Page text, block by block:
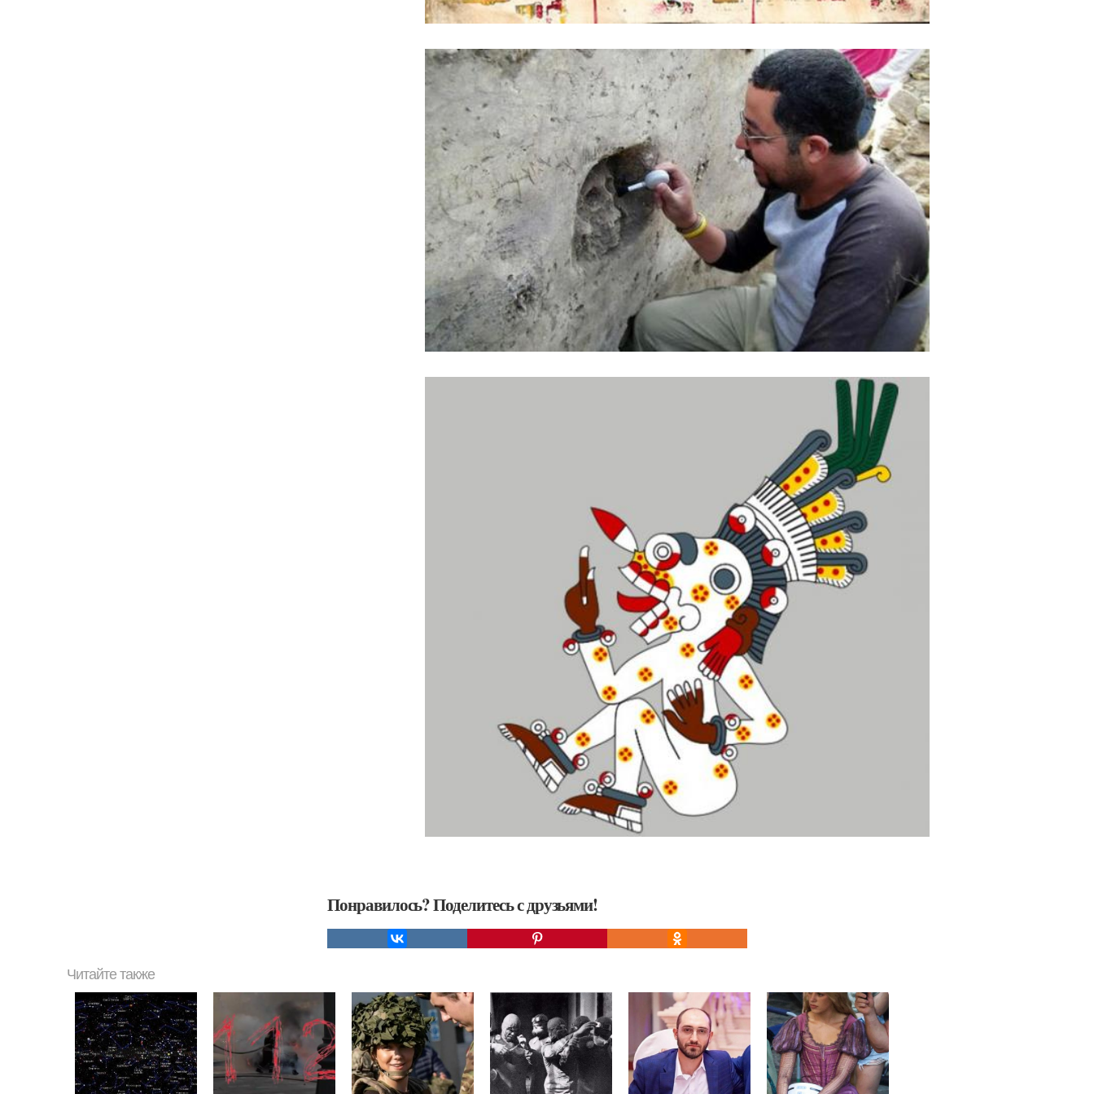
Понравилось? Поделитесь с друзьями!
Читайте также